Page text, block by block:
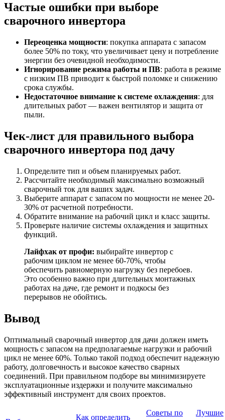
Частые ошибки при выборе
сварочного инвертора
Переоценка мощности: покупка аппарата с запасом
более 50% по току, что увеличивает цену и потребление
энергии без очевидной необходимости.
Игнорирование режима работы и ПВ: работа в режиме
с низким ПВ приводит к быстрой поломке и снижению
срока службы.
Недостаточное внимание к системе охлаждения: для
длительных работ — важен вентилятор и защита от
пыли.
Чек-лист для правильного выбора
сварочного инвертора под дачу
Определите тип и объем планируемых работ.
Рассчитайте необходимый максимально возможный
сварочный ток для ваших задач.
Выберите аппарат с запасом по мощности не менее 20-
30% от расчетной потребности.
Обратите внимание на рабочий цикл и класс защиты.
Проверьте наличие системы охлаждения и защитных
функций.
Лайфхак от профи: выбирайте инвертор с
рабочим циклом не менее 60-70%, чтобы
обеспечить равномерную нагрузку без перебоев.
Это особенно важно при длительных монтажных
работах на даче, где ремонт и подкосы без
перерывов не обойтись.
Вывод
Оптимальный сварочный инвертор для дачи должен иметь
мощность с запасом на предполагаемые нагрузки и рабочий
цикл не менее 60%. Только такой подход обеспечит надежную
работу, долговечность и высокое качество сварных
соединений. При правильном подборе вы минимизируете
эксплуатационные издержки и получите максимально
эффективный инструмент для своих проектов.
Как определить
Советы по
Лучшие